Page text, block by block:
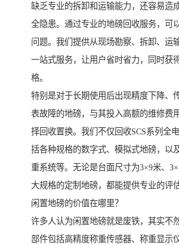
缺乏专业的拆卸和运输能力，还容易造
全隐患。通过专业的地磅回收服务，可
问题。我们提供从现场勘察、拆卸、运
一站式服务，让用户省时省力，同时获
格。
特别是对于长期使用后出现精度下降、
表故障的地磅，与其投入高额的维修费
择回收置换。我们不仅回收SCS系列全
括各种规格的数字式、模拟式地磅，以
重系统等。无论是台面尺寸为3×9米、
大规格的定制地磅，都能提供专业的评
闲置地磅的价值在哪里？
许多人认为闲置地磅就是废铁，其实不
部件包括高精度称重传感器、称重显示